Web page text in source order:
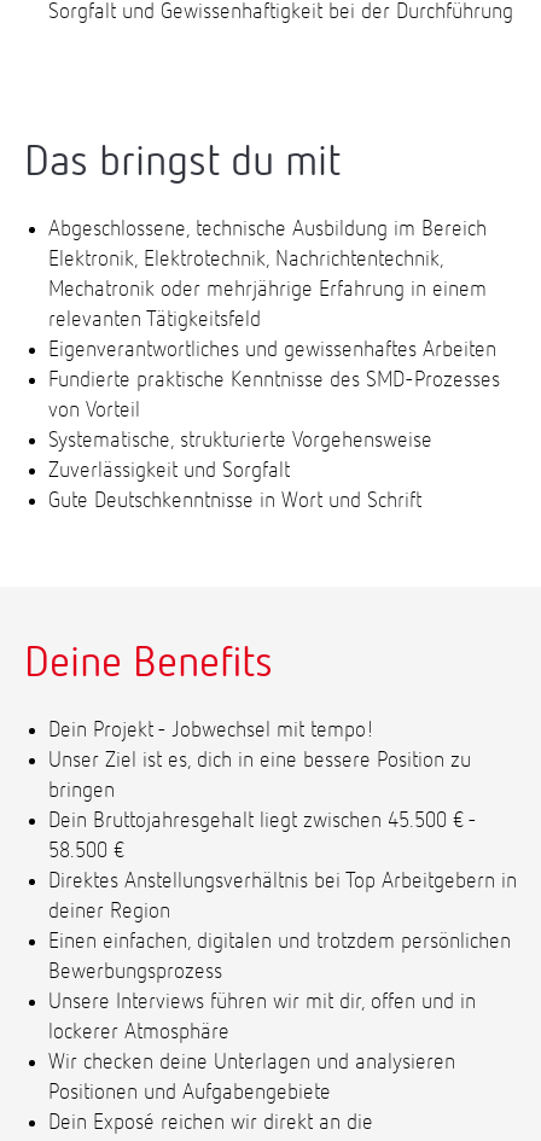
Sorgfalt und Gewissenhaftigkeit bei der Durchführung
Das bringst du mit
Abgeschlossene, technische Ausbildung im Bereich
Elektronik, Elektrotechnik, Nachrichtentechnik,
Mechatronik oder mehrjährige Erfahrung in einem
relevanten Tätigkeitsfeld
Eigenverantwortliches und gewissenhaftes Arbeiten
Fundierte praktische Kenntnisse des SMD-Prozesses
von Vorteil
Systematische, strukturierte Vorgehensweise
Zuverlässigkeit und Sorgfalt
Gute Deutschkenntnisse in Wort und Schrift
Deine Benefits
Dein Projekt - Jobwechsel mit tempo!
Unser Ziel ist es, dich in eine bessere Position zu
bringen
Dein Bruttojahresgehalt liegt zwischen 45.500 € -
58.500 €
Direktes Anstellungsverhältnis bei Top Arbeitgebern in
deiner Region
Einen einfachen, digitalen und trotzdem persönlichen
Bewerbungsprozess
Unsere Interviews führen wir mit dir, offen und in
lockerer Atmosphäre
Wir checken deine Unterlagen und analysieren
Positionen und Aufgabengebiete
Dein Exposé reichen wir direkt an die